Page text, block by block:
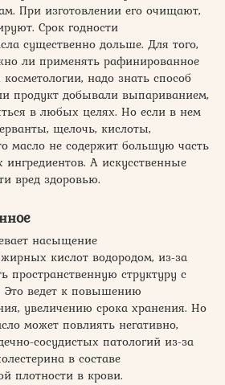
При изготовлении его очищают,
Срок годности
существенно дольше. Для того,
ли применять рафинированное
надо знать способ
продукт добывали выпариванием,
в любых целях. Но если в нем
щелочь, кислоты,
масло не содержит большую часть
А искусственные
вред здоровью.
насыщение
кислот водородом, из-за
пространственную структуру с
Это ведет к повышению
увеличению срока хранения. Но
может повлиять негативно,
сосудистых патологий из-за
в составе
плотности в крови.